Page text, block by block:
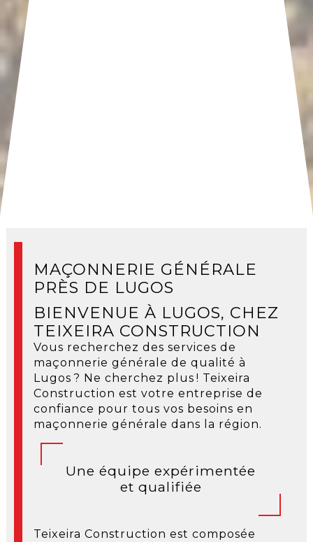
MAÇONNERIE GÉNÉRALE
PRÈS DE LUGOS
BIENVENUE À LUGOS, CHEZ
TEIXEIRA CONSTRUCTION
Vous recherchez des services de
maçonnerie générale de qualité à
Lugos ? Ne cherchez plus ! Teixeira
Construction est votre entreprise de
confiance pour tous vos besoins en
maçonnerie générale dans la région.
Une équipe expérimentée
et qualifiée
Teixeira Construction est composée